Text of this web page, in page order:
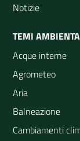
Notizie
TEMI
Acque interne
Agrometeo
Aria
Balneazione
Cambiamenti